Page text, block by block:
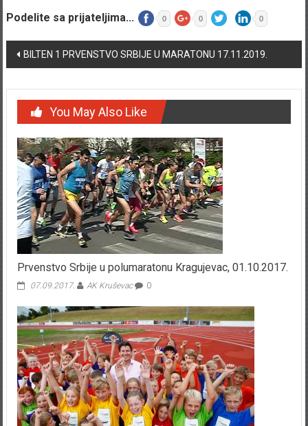
Podelite sa prijateljima... 0 0 0
Post navigation
BILTEN 1 PRVENSTVO SRBIJE U MARATONU 17.11.2019.
You May Also Like
Prvenstvo Srbije u polumaratonu Kragujevac, 01.10.2017.
07.09.2017. AK Kruševac 0